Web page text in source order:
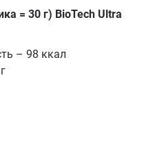
= 30 г) BioTech Ultra
– 98 ккал